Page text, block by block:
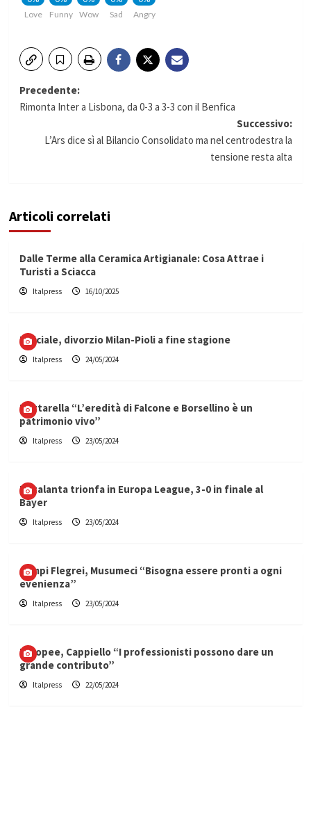
Love
Funny
Wow
Sad
Angry
Navigazione
Precedente:
Rimonta Inter a Lisbona, da 0-3 a 3-3 con il Benfica
Successivo:
L’Ars dice sì al Bilancio Consolidato ma nel centrodestra la
tensione resta alta
Articoli correlati
Dalle Terme alla Ceramica Artigianale: Cosa Attrae i
Turisti a Sciacca
Italpress 16/10/2025
Ufficiale, divorzio Milan-Pioli a fine stagione
Italpress 24/05/2024
Mattarella “L’eredità di Falcone e Borsellino è un
patrimonio vivo”
Italpress 23/05/2024
L’Atalanta trionfa in Europa League, 3-0 in finale al
Bayer
Italpress 23/05/2024
Campi Flegrei, Musumeci “Bisogna essere pronti a ogni
evenienza”
Italpress 23/05/2024
Europee, Cappiello “I professionisti possono dare un
grande contributo”
Italpress 22/05/2024